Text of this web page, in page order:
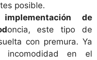
posible.
de
oncia, este tipo de
con premura. Ya
incomodidad en el